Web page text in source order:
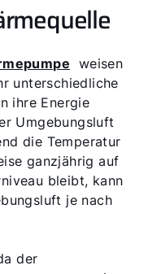
weisen
unterschiedliche
ihre Energie
Umgebungsluft
die Temperatur
ganzjährig auf
bleibt, kann
je nach
der